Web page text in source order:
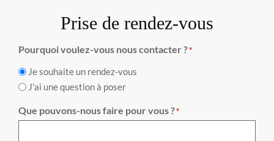
Prise de rendez-vous
Pourquoi voulez-vous nous contacter ?*
Je souhaite un rendez-vous
J'ai une question à poser
Que pouvons-nous faire pour vous ?*